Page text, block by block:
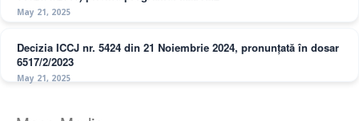
May 21, 2025
Decizia ICCJ nr. 5424 din 21 Noiembrie 2024, pronunțată în dosar
6517/2/2023
May 21, 2025